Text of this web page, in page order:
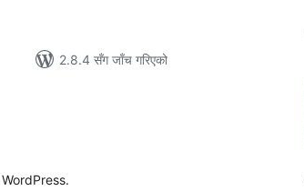
2.8.4 सँग जाँच गरिएको